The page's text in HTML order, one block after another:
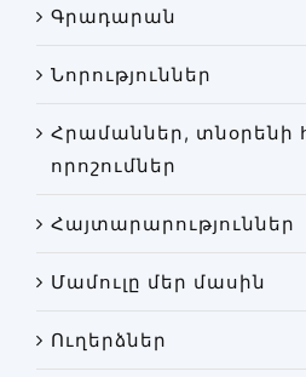
Կայքի
Գրադարան
Նորություններ
Հրամաններ, տնօրենի
որոշումներ
Հայտարարություններ
Մամուլը մեր մասին
Ուղերձներ